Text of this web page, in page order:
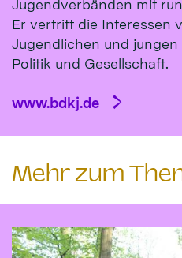
Jugendverbänden mit
Er vertritt die Interessen
Jugendlichen und
Politik und Gesellschaft.
www.bdkj.de
Mehr zum